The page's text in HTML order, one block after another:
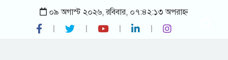
০৯ অগাস্ট ২০২৬, রবিবার, ০৭:৪২:১৩ অপরাহ্ন